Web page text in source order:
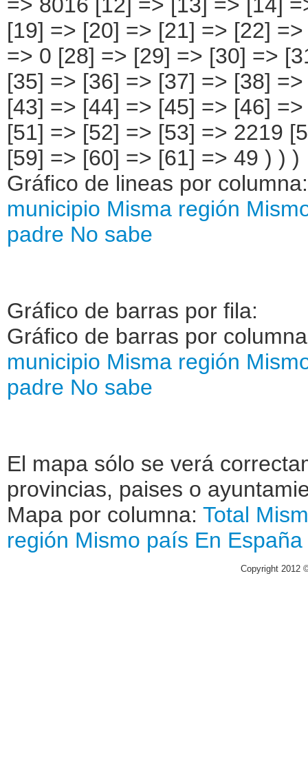
Gráfico de lineas por
municipio Misma región
padre No sabe
Gráfico de barras por fila:
Gráfico de barras por
municipio Misma región
padre No sabe
El mapa sólo se verá
provincias, paises o
Mapa por columna: Total
región Mismo país En España
Copyright 2012